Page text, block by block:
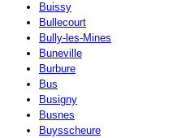
Buissy
Bullecourt
Bully-les-Mines
Buneville
Burbure
Bus
Busigny
Busnes
Buysscheure